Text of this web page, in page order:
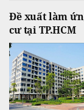
Đề xuất làm
cư tại TP.HCM